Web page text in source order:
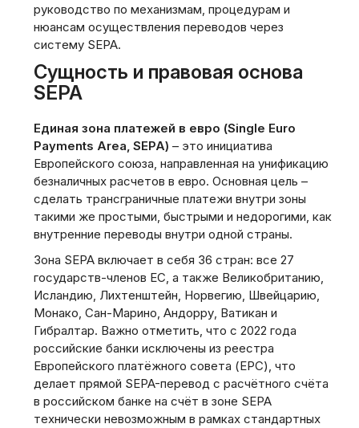
руководство по механизмам‚ процедурам и
нюансам осуществления переводов через
систему SEPA.
Сущность и правовая основа
SEPA
Единая зона платежей в евро (Single Euro
Payments Area‚ SEPA) – это инициатива
Европейского союза‚ направленная на унификацию
безналичных расчетов в евро. Основная цель –
сделать трансграничные платежи внутри зоны
такими же простыми‚ быстрыми и недорогими‚ как
внутренние переводы внутри одной страны.
Зона SEPA включает в себя 36 стран: все 27
государств-членов ЕС‚ а также Великобританию‚
Исландию‚ Лихтенштейн‚ Норвегию‚ Швейцарию‚
Монако‚ Сан-Марино‚ Андорру‚ Ватикан и
Гибралтар. Важно отметить‚ что с 2022 года
российские банки исключены из реестра
Европейского платёжного совета (EPC)‚ что
делает прямой SEPA-перевод с расчётного счёта
в российском банке на счёт в зоне SEPA
технически невозможным в рамках стандартных